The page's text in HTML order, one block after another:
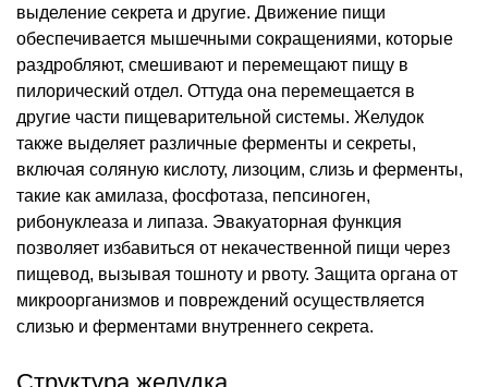
выделение секрета и другие. Движение пищи
обеспечивается мышечными сокращениями, которые
раздробляют, смешивают и перемещают пищу в
пилорический отдел. Оттуда она перемещается в
другие части пищеварительной системы. Желудок
также выделяет различные ферменты и секреты,
включая соляную кислоту, лизоцим, слизь и ферменты,
такие как амилаза, фосфотаза, пепсиноген,
рибонуклеаза и липаза. Эвакуаторная функция
позволяет избавиться от некачественной пищи через
пищевод, вызывая тошноту и рвоту. Защита органа от
микроорганизмов и повреждений осуществляется
слизью и ферментами внутреннего секрета.